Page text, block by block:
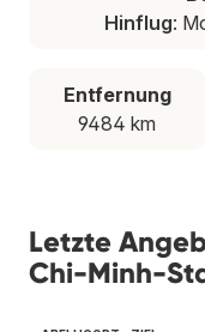
Hinflug:
Entfernung
9484 km
Letzte
Chi-Minh-